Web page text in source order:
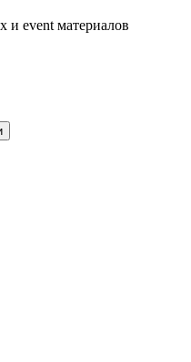
и event материалов